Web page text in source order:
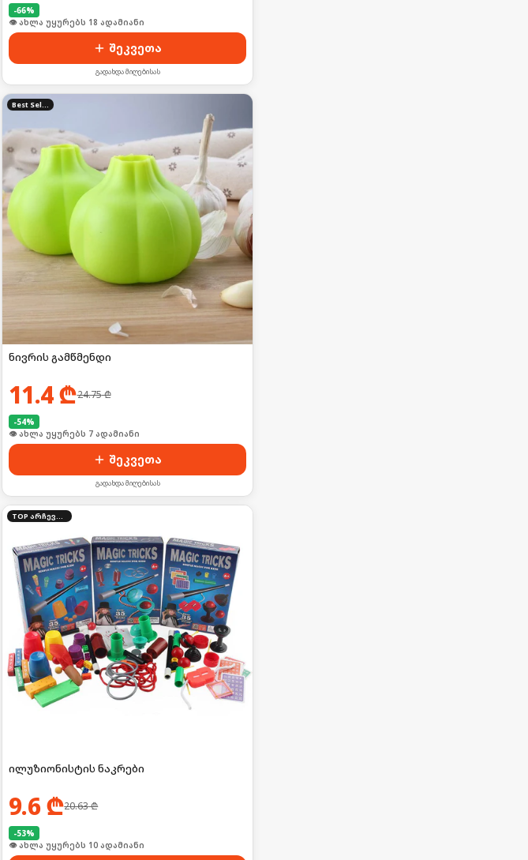
-66%
👁 ახლა უყურებს 18 ადამიანი
შეკვეთა
გადახდა მიღებისას
Best Seller
ნივრის გამწმენდი
11.4₾24.75₾
-54%
👁 ახლა უყურებს 7 ადამიანი
შეკვეთა
გადახდა მიღებისას
TOP არჩევანი
ილუზიონისტის ნაკრები
9.6₾20.63₾
-53%
🛒 ბოლო 24სთ-ში იყიდა 18-მა